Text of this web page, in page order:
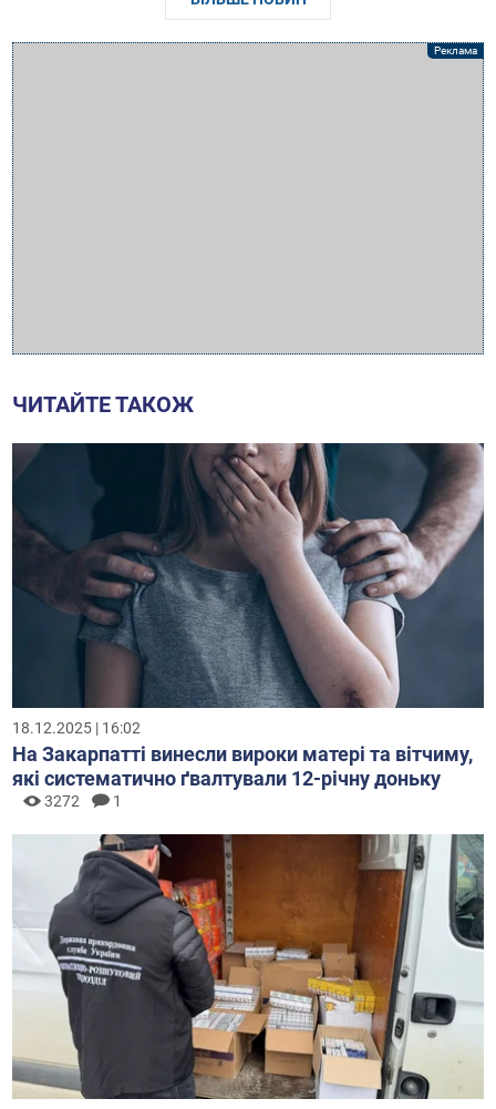
ЧИТАЙТЕ ТАКОЖ
18.12.2025 | 16:02
На Закарпатті винесли вироки матері та вітчиму,
які систематично ґвалтували 12-річну доньку
3272 1